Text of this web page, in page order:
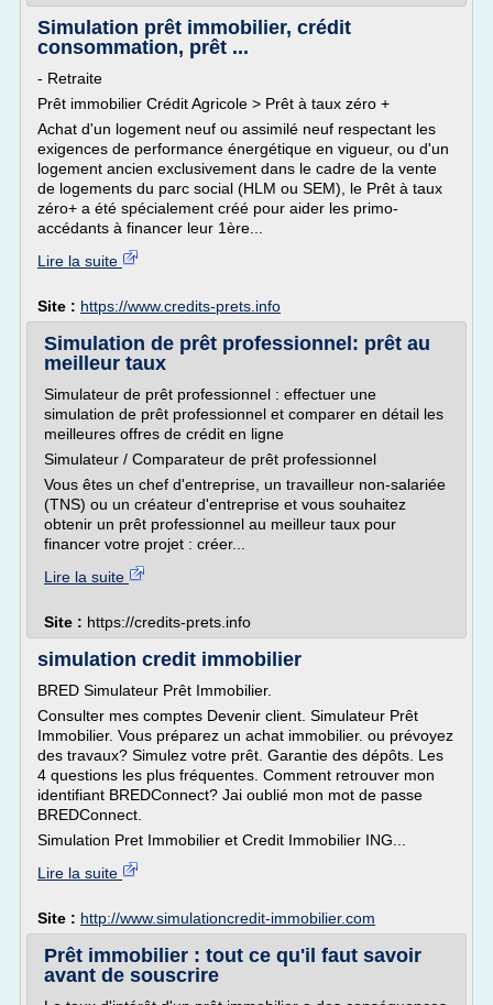
Simulation prêt immobilier, crédit
consommation, prêt ...
- Retraite
Prêt immobilier Crédit Agricole > Prêt à taux zéro +
Achat d'un logement neuf ou assimilé neuf respectant les
exigences de performance énergétique en vigueur, ou d'un
logement ancien exclusivement dans le cadre de la vente
de logements du parc social (HLM ou SEM), le Prêt à taux
zéro+ a été spécialement créé pour aider les primo-
accédants à financer leur 1ère...
Lire la suite
Site : https://www.credits-prets.info
Simulation de prêt professionnel: prêt au
meilleur taux
Simulateur de prêt professionnel : effectuer une
simulation de prêt professionnel et comparer en détail les
meilleures offres de crédit en ligne
Simulateur / Comparateur de prêt professionnel
Vous êtes un chef d'entreprise, un travailleur non-salariée
(TNS) ou un créateur d'entreprise et vous souhaitez
obtenir un prêt professionnel au meilleur taux pour
financer votre projet : créer...
Lire la suite
Site : https://credits-prets.info
simulation credit immobilier
BRED Simulateur Prêt Immobilier.
Consulter mes comptes Devenir client. Simulateur Prêt
Immobilier. Vous préparez un achat immobilier. ou prévoyez
des travaux? Simulez votre prêt. Garantie des dépôts. Les
4 questions les plus fréquentes. Comment retrouver mon
identifiant BREDConnect? Jai oublié mon mot de passe
BREDConnect.
Simulation Pret Immobilier et Credit Immobilier ING...
Lire la suite
Site : http://www.simulationcredit-immobilier.com
Prêt immobilier : tout ce qu'il faut savoir
avant de souscrire